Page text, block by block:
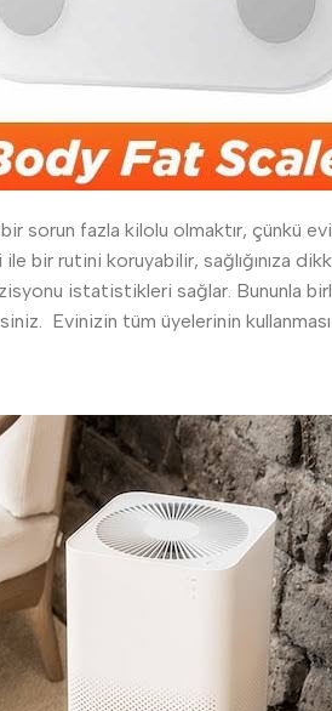
sorun fazla kilolu olmaktır, çünkü
bir rutini koruyabilir, sağlığınıza
istatistikleri sağlar. Bununla
Evinizin tüm üyelerinin